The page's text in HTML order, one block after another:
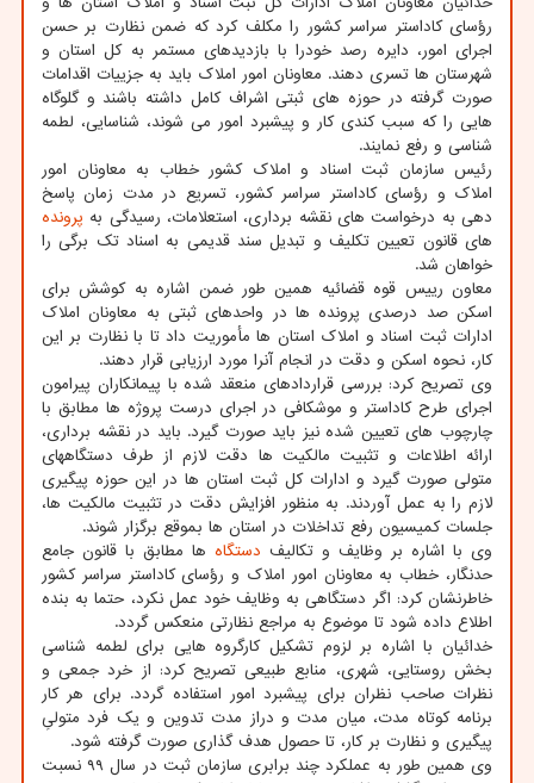
رؤسای کاداستر سراسر کشور را مکلف کرد که ضمن نظارت بر حسن
اجرای امور، دایره رصد خودرا با بازدیدهای مستمر به کل استان و
شهرستان ها تسری دهند. معاونان امور املاک باید به جزییات اقدامات
صورت گرفته در حوزه های ثبتی اشراف کامل داشته باشند و گلوگاه
هایی را که سبب کندی کار و پیشبرد امور می شوند، شناسایی، لطمه
شناسی و رفع نمایند.
رئیس سازمان ثبت اسناد و املاک کشور خطاب به معاونان امور
املاک و رؤسای کاداستر سراسر کشور، تسریع در مدت زمان پاسخ
دهی به درخواست های نقشه برداری، استعلامات، رسیدگی به پرونده
های قانون تعیین تکلیف و تبدیل سند قدیمی به اسناد تک برگی را
خواهان شد.
معاون رییس قوه قضائیه همین طور ضمن اشاره به کوشش برای
اسکن صد درصدی پرونده ها در واحدهای ثبتی به معاونان املاک
ادارات ثبت اسناد و املاک استان ها مأموریت داد تا با نظارت بر این
کار، نحوه اسکن و دقت در انجام آنرا مورد ارزیابی قرار دهند.
وی تصریح کرد: بررسی قراردادهای منعقد شده با پیمانکاران پیرامون
اجرای طرح کاداستر و موشکافی در اجرای درست پروژه ها مطابق با
چارچوب های تعیین شده نیز باید صورت گیرد. باید در نقشه برداری،
ارائه اطلاعات و تثبیت مالکیت ها دقت لازم از طرف دستگاههای
متولی صورت گیرد و ادارات کل ثبت استان ها در این حوزه پیگیری
لازم را به عمل آوردند. به منظور افزایش دقت در تثبیت مالکیت ها،
جلسات کمیسیون رفع تداخلات در استان ها بموقع برگزار شوند.
وی با اشاره بر وظایف و تکالیف دستگاه ها مطابق با قانون جامع
حدنگار، خطاب به معاونان امور املاک و رؤسای کاداستر سراسر کشور
خاطرنشان کرد: اگر دستگاهی به وظایف خود عمل نکرد، حتما به بنده
اطلاع داده شود تا موضوع به مراجع نظارتی منعکس گردد.
خدائیان با اشاره بر لزوم تشکیل کارگروه هایی برای لطمه شناسی
بخش روستایی، شهری، منابع طبیعی تصریح کرد: از خرد جمعی و
نظرات صاحب نظران برای پیشبرد امور استفاده گردد. برای هر کار
برنامه کوتاه مدت، میان مدت و دراز مدت تدوین و یک فرد متولیِ
پیگیری و نظارت بر کار، تا حصول هدف گذاری صورت گرفته شود.
وی همین طور به عملکرد چند برابری سازمان ثبت در سال ۹۹ نسبت